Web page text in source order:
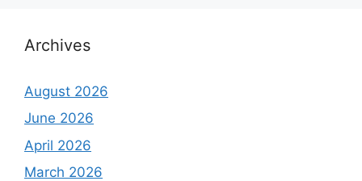
Archives
August 2026
June 2026
April 2026
March 2026